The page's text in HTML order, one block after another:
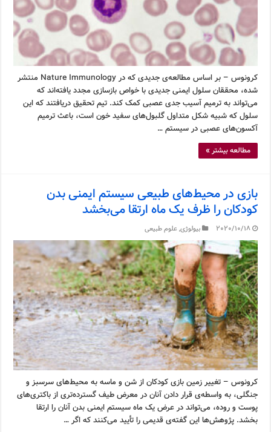
کرونوس – بر اساس مطالعه‌ی جدیدی که در Nature Immunology منتشر
شده، محققان سلول ایمنی جدیدی با خواص بازسازی مجدد یافته‌اند که
می‌تواند به ترمیم آسیب جدی عصبی کمک کند. تیم تحقیق دریافتند که این
سلول که شبیه شکل متداول گلبول‌های سفید خون است، باعث ترمیم
آکسون‌های عصبی در سیستم …
مطالعه بیشتر »
بازی در محیط‌های طبیعی سیستم ایمنی بدن
کودکان را ظرف یک ماه ارتقا می‌بخشد
2020/10/18 بیولوژی,علوم طبیعی
کرونوس – تغییر زمین بازی کودکان از شن و ماسه به محیط‌های سرسبز و
جنگلی، به واسطه‌ی قرار دادن آنان در معرض طیف گسترده‌تری از باکتری‌های
پوست و روده، می‌تواند در عرض یک ماه سیستم ایمنی بدن آنان را ارتقا
بخشد. پژوهش‌ها این گفته‌ی قدیمی را تأیید می‌کنند که اگر …